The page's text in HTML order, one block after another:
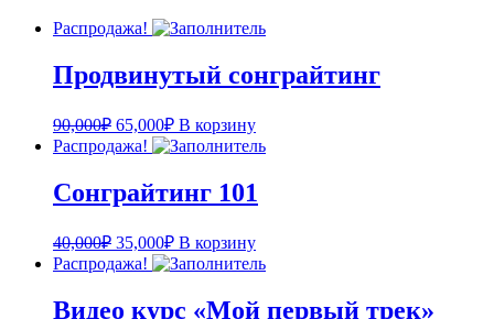
Распродажа!
Продвинутый сонграйтинг
90,000₽ Первоначальная
цена
составляла
90,000₽.
65,000₽Текущая
цена:
В корзину
Распродажа!
Сонграйтинг 101
40,000₽ Первоначальная
цена
составляла
35,000₽Текущая
цена:
В корзину
Распродажа!
Видео курс «Мой первый трек»